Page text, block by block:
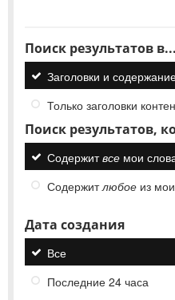
Поиск результатов в...
Заголовки и
Только заголовки
Поиск результатов,
Содержитвсе мои
Содержитлюбое из
Дата создания
Все
Последние 24 часа